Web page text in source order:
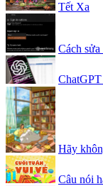
Tết Xa
Cách
Hãy
Câu nói